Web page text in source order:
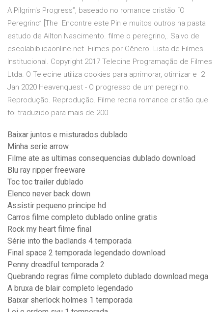
A Pilgrim's Progress”, baseado no romance cristão “O
Peregrino” [The Encontre este Pin e muitos outros na pasta
estudo de Ailton Nascimento. filme o peregrino,. Salvo de
escolabiblicaonline.net Filmes por Gênero. Lista de Filmes.
Institucional. Copyright 2017 Telecine Programação de Filmes
Ltda. O Telecine utiliza cookies para aprimorar, otimizar e 2
Jan 2020 Heavenquest - O progresso de um peregrino.
Reprodução. Reprodução. Filme recria romance cristão que
foi traduzido para mais de 200
Baixar juntos e misturados dublado
Minha serie arrow
Filme ate as ultimas consequencias dublado download
Blu ray ripper freeware
Toc toc trailer dublado
Elenco never back down
Assistir pequeno principe hd
Carros filme completo dublado online gratis
Rock my heart filme final
Série into the badlands 4 temporada
Final space 2 temporada legendado download
Penny dreadful temporada 2
Quebrando regras filme completo dublado download mega
A bruxa de blair completo legendado
Baixar sherlock holmes 1 temporada